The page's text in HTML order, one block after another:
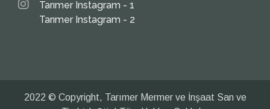
Tarımer Instagram - 1
Tarımer Instagram - 2
2022 © Copyright, Tarımer Mermer ve İnşaat San ve